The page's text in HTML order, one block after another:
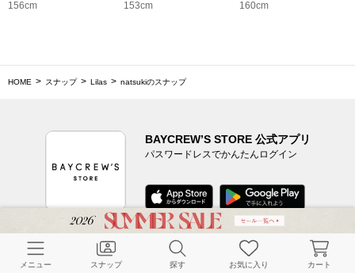
156cm
153cm
160cm
HOME スナップ Lilas natsukiのスナップ
BAYCREW’S STORE 公式アプリ
パスワードレスでかんたんログイン
CUSTOMER SERVICE
メニュー スナップ 探す お気に入り カート